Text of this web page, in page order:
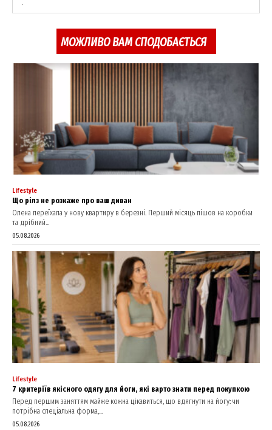
МОЖЛИВО ВАМ СПОДОБАЄТЬСЯ
Lifestyle
Що рілз не розкаже про ваш диван
Олена переїхала у нову квартиру в березні. Перший місяць пішов на коробки
та дрібний...
05.08.2026
Lifestyle
7 критеріїв якісного одягу для йоги, які варто знати перед покупкою
Перед першим заняттям майже кожна цікавиться, що вдягнути на йогу: чи
потрібна спеціальна форма,...
05.08.2026